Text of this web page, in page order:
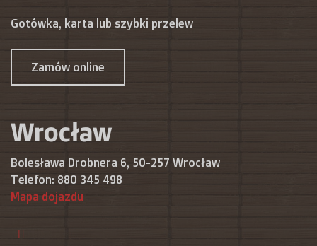
Gotówka, karta lub szybki przelew
Zamów online
Wrocław
Bolesława Drobnera 6, 50-257 Wrocław
Telefon: 880 345 498
Mapa dojazdu